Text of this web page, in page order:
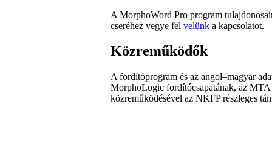
A MorphoWord Pro program
cseréhez vegye fel velünk a kapcsolatot.
Közreműködők
A fordítóprogram és az angol–magyar
MorphoLogic fordítócsapatának, az
közreműködésével az NKFP részleges